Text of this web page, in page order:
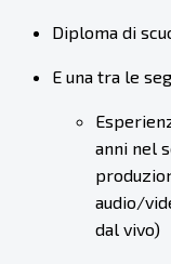
Diploma di
E una tra le
anni nel
audio/
dal vivo)